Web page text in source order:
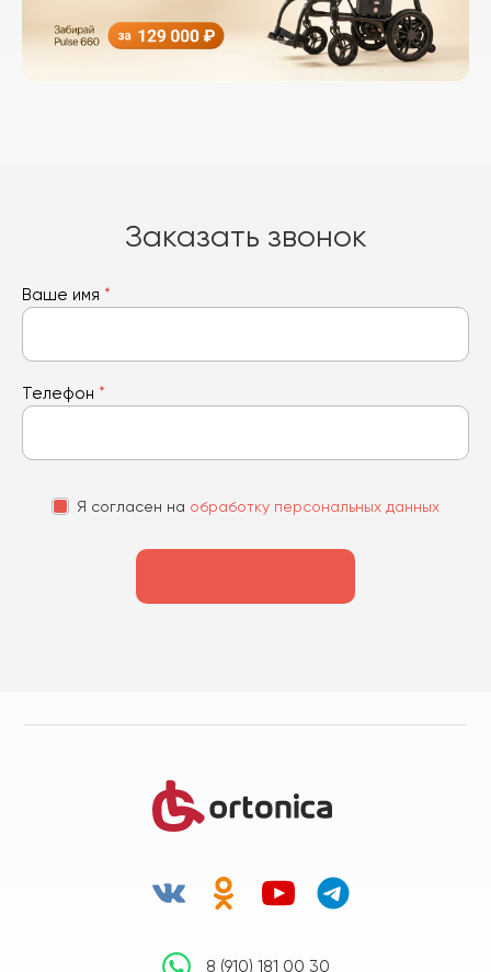
Заказать звонок
Ваше имя *
Телефон *
Я согласен на обработку персональных данных
8 (910) 181 00 30